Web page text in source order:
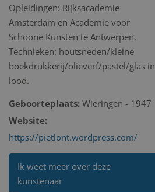
Opleidingen: Rijksacademie
Amsterdam en Academie voor
Schoone Kunsten te Antwerpen.
Technieken: houtsneden/kleine
boekdrukkerij/olieverf/pastel/glas in
lood.
Geboorteplaats: Wieringen - 1947
Website:
https://pietlont.wordpress.com/
Ik weet meer over deze
kunstenaar